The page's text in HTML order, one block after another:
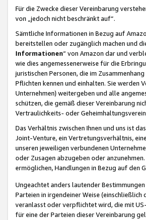
Für die Zwecke dieser Vereinbarung
von „jedoch nicht beschränkt auf“.
Sämtliche Informationen in Bezug auf
bereitstellen oder zugänglich machen und
Informationen“ von Amazon dar und
wie dies angemessenerweise für die
juristischen Personen, die im
Pflichten kennen und einhalten. Sie werden
Unternehmen) weitergeben und alle
schützen, die gemäß dieser Vereinbarung
Vertraulichkeits- oder
Das Verhältnis zwischen Ihnen und uns ist
Joint-Venture, ein Vertretungsverhältnis,
unseren jeweiligen verbundenen
oder Zusagen abzugeben oder
ermöglichen, Handlungen in Bezug auf den
Ungeachtet anders lautender
Parteien in irgendeiner Weise
veranlasst oder verpflichtet wird, die mit
für eine der Parteien dieser Vereinbarung